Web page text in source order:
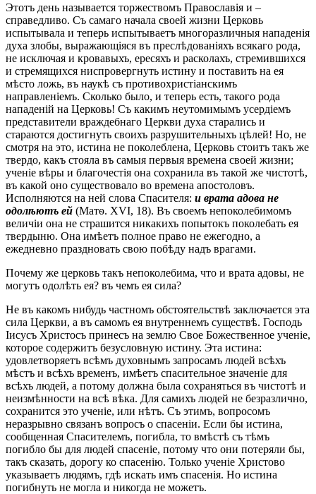
Этотъ день называется торжествомъ Православія и –
справедливо. Съ самаго начала своей жизни Церковь
испытывала и теперь испытываетъ многоразличныя нападенія
духа злобы, выражающіяся въ преслѣдованіяхъ всякаго рода,
не исключая и кровавыхъ, ересяхъ и расколахъ, стремившихся
и стремящихся ниспровергнуть истину и поставить на ея
мѣсто ложь, въ наукѣ съ противохристіанскимъ
направленіемъ. Сколько было, и теперь есть, такого рода
нападеній на Церковь! Съ какимъ неутомимымъ усердіемъ
представители враждебнаго Церкви духа старались и
стараются достигнуть своихъ разрушительныхъ цѣлей! Но, не
смотря на это, истина не поколеблена, Церковь стоитъ такъ же
твердо, какъ стояла въ самыя первыя времена своей жизни;
ученіе вѣры и благочестія она сохранила въ такой же чистотѣ,
въ какой оно существовало во времена апостоловъ.
Исполняются на ней слова Спасителя: и врата адова не
одолѣютъ ей (Матѳ. XVI, 18). Въ своемъ непоколебимомъ
величіи она не страшится никакихъ попытокъ поколебать ея
твердыню. Она имѣетъ полное право не ежегодно, а
ежедневно праздновать свою побѣду надъ врагами.
Почему же церковь такъ непоколебима, что и врата адовы, не
могутъ одолѣть ея? въ чемъ ея сила?
Не въ какомъ нибудь частномъ обстоятельствѣ заключается эта
сила Церкви, а въ самомъ ея внутреннемъ существѣ. Господь
Іисусъ Христосъ принесъ на землю Свое Божественное ученіе,
которое содержитъ безусловную истину. Эта истина:
удовлетворяетъ всѣмъ духовнымъ запросамъ людей всѣхъ
мѣстъ и всѣхъ временъ, имѣетъ спасительное значеніе для
всѣхъ людей, а потому должна была сохраняться въ чистотѣ и
неизмѣнности на всѣ вѣка. Для самихъ людей не безразлично,
сохранится это ученіе, или нѣтъ. Съ этимъ, вопросомъ
неразрывно связанъ вопросъ о спасеніи. Если бы истина,
сообщенная Спасителемъ, погибла, то вмѣстѣ съ тѣмъ
погибло бы для людей спасеніе, потому что они потеряли бы,
такъ сказать, дорогу ко спасенію. Только ученіе Христово
указываетъ людямъ, гдѣ искать имъ спасенія. Но истина
погибнуть не могла и никогда не можетъ.